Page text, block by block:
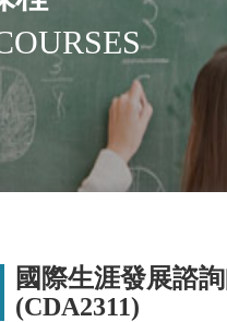
國際生涯發展諮
(CDA2311)